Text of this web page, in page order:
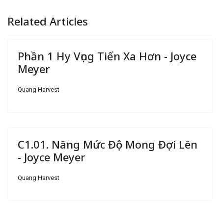
Related Articles
Phần 1 Hy Vọng Tiến Xa Hơn - Joyce
Meyer
Quang Harvest
C1.01. Nâng Mức Độ Mong Đợi Lên
- Joyce Meyer
Quang Harvest